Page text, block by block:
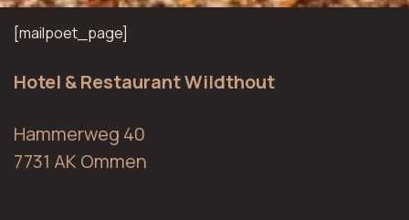
[mailpoet_page]
Hotel & Restaurant Wildthout
Hammerweg 40
7731 AK Ommen